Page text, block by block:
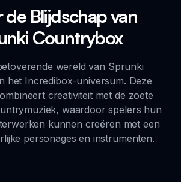
de Blijdschap van
Countrybox
wereld van Sprunki
het Incredibox-universum. Deze
creativiteit met de zoete
waardoor spelers hun
kunnen creëren met een
personages en instrumenten.